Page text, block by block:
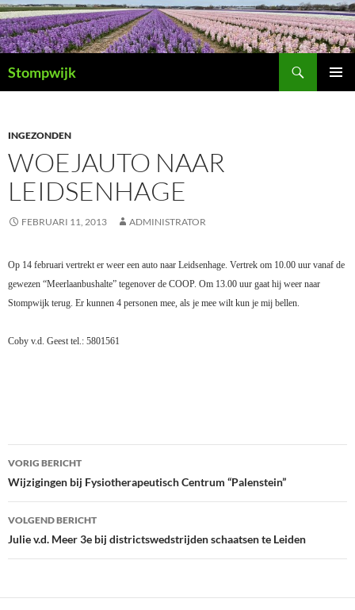
Ga
naar
de
inhoud
Stompwijk
INGEZONDEN
WOEJAUTO NAAR
LEIDSENHAGE
FEBRUARI 11, 2013 ADMINISTRATOR
Op 14 februari vertrekt er weer een auto naar Leidsenhage. Vertrek om 10.00 uur vanaf de
gewezen “Meerlaanbushalte” tegenover de COOP. Om 13.00 uur gaat hij weer naar
Stompwijk terug. Er kunnen 4 personen mee, als je mee wilt kun je mij bellen.
Coby v.d. Geest tel.: 5801561
Bericht
navigatie
VORIG BERICHT
Wijzigingen bij Fysiotherapeutisch Centrum “Palenstein”
VOLGEND BERICHT
Julie v.d. Meer 3e bij districtswedstrijden schaatsen te Leiden